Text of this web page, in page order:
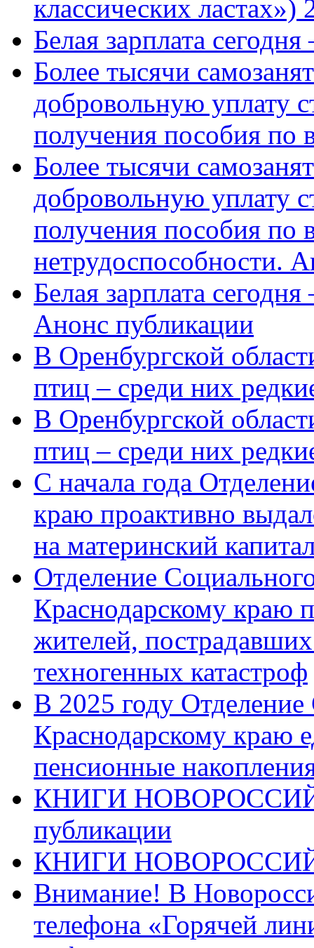
классических ластах»)
Белая зарплата
Более тысячи
добровольную уплату
получения пособия по
Более тысячи
добровольную уплату
получения пособия по
нетрудоспособности.
Белая зарплата
Анонс публикации
В Оренбургской
птиц – среди них
В Оренбургской
птиц – среди них
С начала года
краю проактивно
на материнский
Отделение
Краснодарскому краю
жителей,
техногенных катастроф
В 2025 году
Краснодарскому краю
пенсионные
КНИГИ
публикации
КНИГИ
Внимание! В
телефона «Горячей